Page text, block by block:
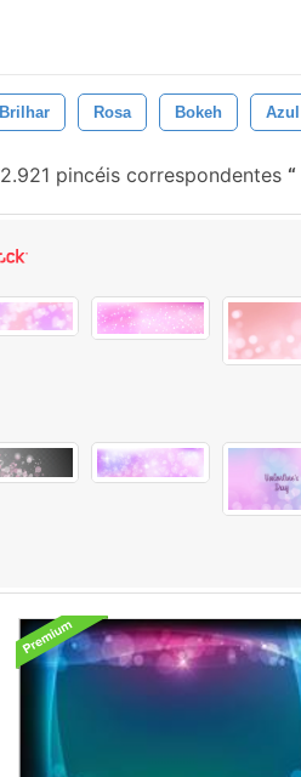
Brilhar Rosa Bokeh Azul
2.921 pincéis correspondentes